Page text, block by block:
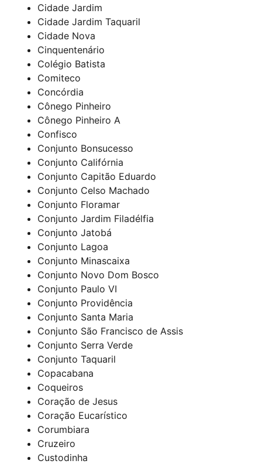
Cidade Jardim
Cidade Jardim Taquaril
Cidade Nova
Cinquentenário
Colégio Batista
Comiteco
Concórdia
Cônego Pinheiro
Cônego Pinheiro A
Confisco
Conjunto Bonsucesso
Conjunto Califórnia
Conjunto Capitão Eduardo
Conjunto Celso Machado
Conjunto Floramar
Conjunto Jardim Filadélfia
Conjunto Jatobá
Conjunto Lagoa
Conjunto Minascaixa
Conjunto Novo Dom Bosco
Conjunto Paulo VI
Conjunto Providência
Conjunto Santa Maria
Conjunto São Francisco de Assis
Conjunto Serra Verde
Conjunto Taquaril
Copacabana
Coqueiros
Coração de Jesus
Coração Eucarístico
Corumbiara
Cruzeiro
Custodinha